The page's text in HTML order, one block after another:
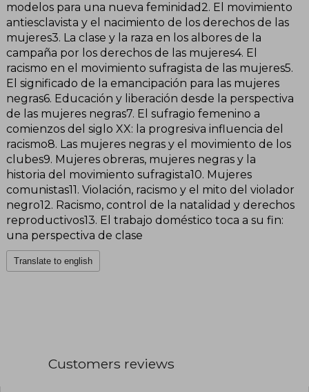
modelos para una nueva feminidad2. El movimiento
antiesclavista y el nacimiento de los derechos de las
mujeres3. La clase y la raza en los albores de la
campaña por los derechos de las mujeres4. El
racismo en el movimiento sufragista de las mujeres5.
El significado de la emancipación para las mujeres
negras6. Educación y liberación desde la perspectiva
de las mujeres negras7. El sufragio femenino a
comienzos del siglo XX: la progresiva influencia del
racismo8. Las mujeres negras y el movimiento de los
clubes9. Mujeres obreras, mujeres negras y la
historia del movimiento sufragista10. Mujeres
comunistas11. Violación, racismo y el mito del violador
negro12. Racismo, control de la natalidad y derechos
reproductivos13. El trabajo doméstico toca a su fin:
una perspectiva de clase
Translate to english
Customers reviews